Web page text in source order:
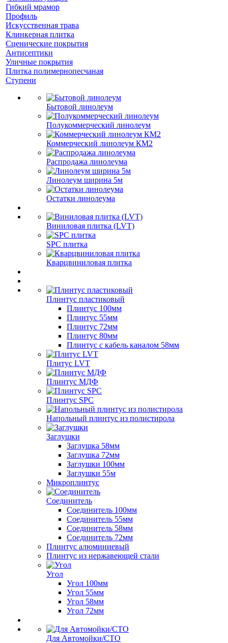
Гибкий мрамор
Профиль
Искусственная трава
Клинкерная плитка
Сценические покрытия
Антисептики
Уличные покрытия
Плитка полимернопесчаная
Ступени
Бытовой линолеум
Полукоммерческий линолеум
Коммерческий линолеум КМ2
Распродажа линолеума
Линолеум ширина 5м
Остатки линолеума
Виниловая плитка (LVT)
SPC плитка
Кварцвиниловая плитка
Плинтус пластиковый
Плинтус 100мм
Плинтус 55мм
Плинтус 72мм
Плинтус 80мм
Плинтус с кабель каналом 58мм
Плитус LVT
Плинтус МДФ
Плинтус SPC
Напольный плинтус из полистирола
Заглушки
Заглушка 58мм
Заглушка 72мм
Заглушки 100мм
Заглушки 55м
Микроплинтус
Соединитель
Соединитель 100мм
Соединитель 55мм
Соединитель 58мм
Соединитель 72мм
Плинтус алюминиевый
Плинтус из нержавеющей стали
Угол
Угол 100мм
Угол 55мм
Угол 58мм
Угол 72мм
Для Автомойки/СТО